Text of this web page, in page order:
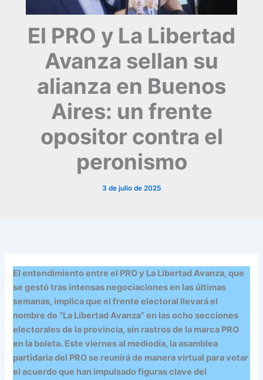
El PRO y La Libertad
Avanza sellan su
alianza en Buenos
Aires: un frente
opositor contra el
peronismo
3 de julio de 2025
El entendimiento entre el PRO y La Libertad Avanza, que
se gestó tras intensas negociaciones en las últimas
semanas, implica que el frente electoral llevará el
nombre de “La Libertad Avanza” en las ocho secciones
electorales de la provincia, sin rastros de la marca PRO
en la boleta. Este viernes al mediodía, la asamblea
partidaria del PRO se reunirá de manera virtual para votar
el acuerdo que han impulsado figuras clave del